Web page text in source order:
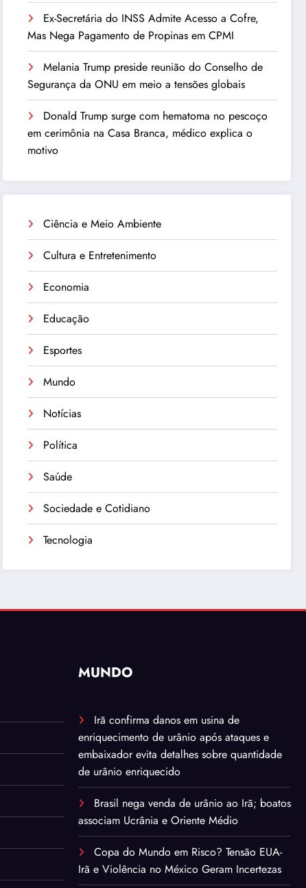
Ex-Secretária do INSS Admite Acesso a Cofre,
Mas Nega Pagamento de Propinas em CPMI
Melania Trump preside reunião do Conselho de
Segurança da ONU em meio a tensões globais
Donald Trump surge com hematoma no pescoço
em cerimônia na Casa Branca, médico explica o
motivo
Ciência e Meio Ambiente
Cultura e Entretenimento
Economia
Educação
Esportes
Mundo
Notícias
Política
Saúde
Sociedade e Cotidiano
Tecnologia
MUNDO
Irã confirma danos em usina de
enriquecimento de urânio após ataques e
embaixador evita detalhes sobre quantidade
de urânio enriquecido
Brasil nega venda de urânio ao Irã; boatos
associam Ucrânia e Oriente Médio
Copa do Mundo em Risco? Tensão EUA-
Irã e Violência no México Geram Incertezas